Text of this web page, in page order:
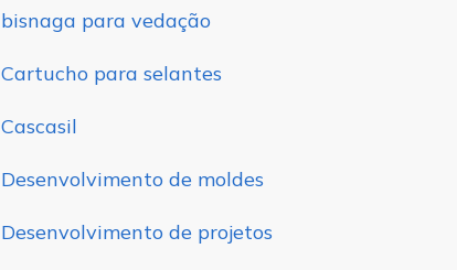
bisnaga para vedação
Cartucho para selantes
Cascasil
Desenvolvimento de moldes
Desenvolvimento de projetos